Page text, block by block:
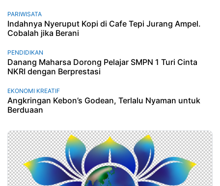
PARIWISATA
Indahnya Nyeruput Kopi di Cafe Tepi Jurang Ampel.
Cobalah jika Berani
PENDIDIKAN
Danang Maharsa Dorong Pelajar SMPN 1 Turi Cinta
NKRI dengan Berprestasi
EKONOMI KREATIF
Angkringan Kebon’s Godean, Terlalu Nyaman untuk
Berduaan